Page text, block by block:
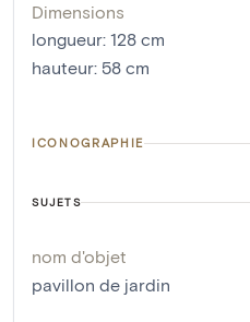
Dimensions
longueur: 128 cm
hauteur: 58 cm
ICONOGRAPHIE
SUJETS
nom d'objet
pavillon de jardin